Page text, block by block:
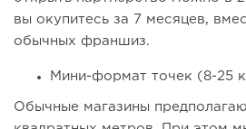
вы окупитесь за 7 месяцев,
обычных франшиз.
Мини-формат точек (8-25
Обычные магазины